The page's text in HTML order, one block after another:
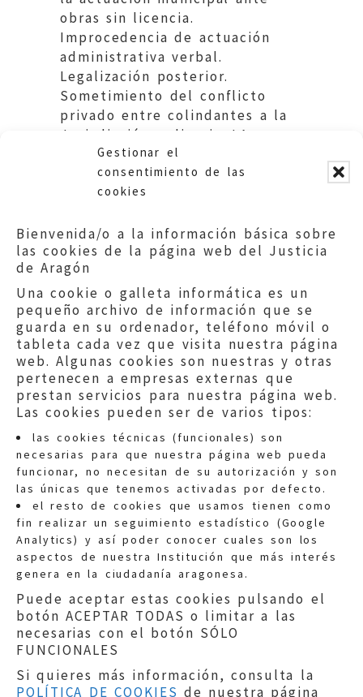
Gestionar el
consentimiento de las
cookies
Bienvenida/o a la información básica sobre
las cookies de la página web del Justicia
de Aragón
Una cookie o galleta informática es un
pequeño archivo de información que se
guarda en su ordenador, teléfono móvil o
tableta cada vez que visita nuestra página
web. Algunas cookies son nuestras y otras
pertenecen a empresas externas que
prestan servicios para nuestra página web.
Las cookies pueden ser de varios tipos:
las cookies técnicas (funcionales) son
necesarias para que nuestra página web pueda
funcionar, no necesitan de su autorización y son
las únicas que tenemos activadas por defecto.
el resto de cookies que usamos tienen como
fin realizar un seguimiento estadístico (Google
Analytics) y así poder conocer cuales son los
aspectos de nuestra Institución que más interés
genera en la ciudadanía aragonesa.
Puede aceptar estas cookies pulsando el
botón ACEPTAR TODAS o limitar a las
necesarias con el botón SÓLO
FUNCIONALES
Si quieres más información, consulta la
POLÍTICA DE COOKIES de nuestra página
obras sin licencia.
Improcedencia de actuación
administrativa verbal.
Legalización posterior.
Sometimiento del conflicto
privado entre colindantes a la
Jurisdicción ordinaria. LA
PUEBLA DE HIJAR.
Quejas:quejas@eljusticiadearagon.es
Información general:
informacion@eljusticiadearagon.es
Teléfonos:900 210 210/